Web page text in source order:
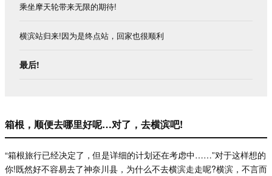
乘坐摩天轮带来无限的期待!
横滨站归来!因为是终点站，回家也很顺利
最后!
箱根，顺便去哪里好呢…对了，去横滨吧!
“箱根旅行已经决定了，但是详细的计划还在考虑中……”对于这样想的
你!既然好不容易去了神奈川县，为什么不去横滨走走呢?横滨，不言而